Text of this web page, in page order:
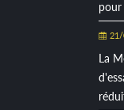
pour
La